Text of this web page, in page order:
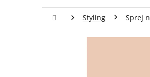
DomovStyling Sprej